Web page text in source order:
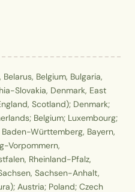
Belgium, Bulgaria,
Slovakia, Denmark, East
Scotland); Denmark;
Belgium; Luxembourg;
Württemberg, Bayern,
Vorpommern,
Rheinland-Pfalz,
Sachsen-Anhalt,
Austria; Poland; Czech